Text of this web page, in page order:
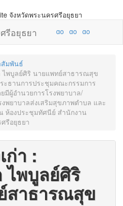
รีอยุธยา
มพันธ์
ไพบูลย์ศิริ นายแพทย์สาธารณสุข
ะธานการประชุมคณะกรรมการ
มีผู้อำนวยการโรงพยาบาล/
พยาบาลส่งเสริมสุขภาพตำบล และ
ห้องประชุมทัศนีย์ สำนักงาน
รีอยุธยา
ก่า :
พบูลย์ศิริ
สาธารณสุข